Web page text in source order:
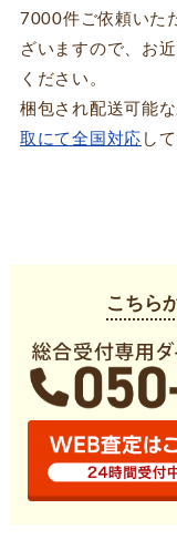
7000件ご依頼いた
ざいますので、お
ください。
梱包され配送可能
取にて全国対応 し
こちら